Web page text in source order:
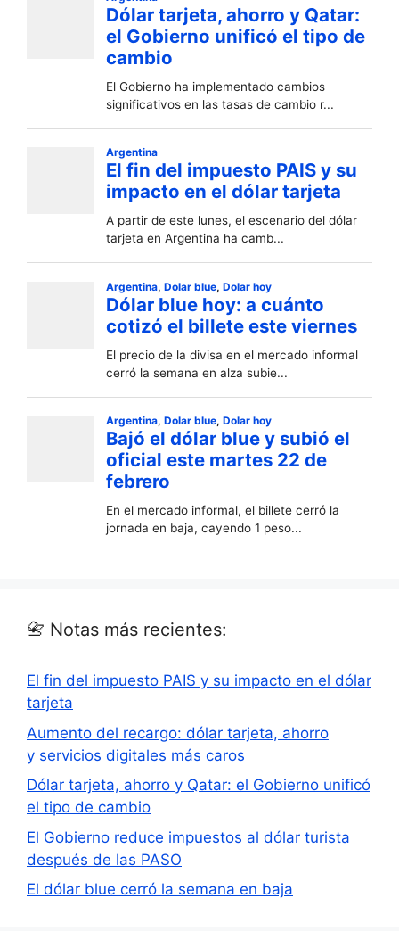
📇 Notas más recientes:
El fin del impuesto PAIS y su impacto en el dólar
tarjeta
Aumento del recargo: dólar tarjeta, ahorro
y servicios digitales más caros
Dólar tarjeta, ahorro y Qatar: el Gobierno unificó
el tipo de cambio
El Gobierno reduce impuestos al dólar turista
después de las PASO
El dólar blue cerró la semana en baja